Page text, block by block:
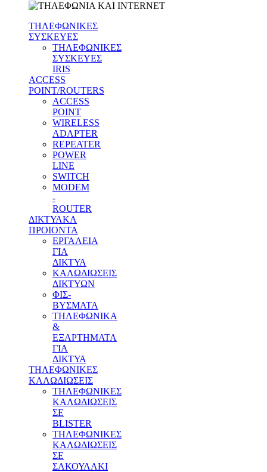
ΤΗΛΕΦΩΝΙΚΕΣ
ΣΥΣΚΕΥΕΣ
ΤΗΛΕΦΩΝΙΚΕΣ
ΣΥΣΚΕΥΕΣ
IRIS
ACCESS
POINT/ROUTERS
ACCESS
POINT
WIRELESS
ADAPTER
REPEATER
POWER
LINE
SWITCH
MODEM
-
ROUTER
ΔΙΚΤΥΑΚΑ
ΠΡΟΙΟΝΤΑ
ΕΡΓΑΛΕΙΑ
ΓΙΑ
ΔΙΚΤΥΑ
ΚΑΛΩΔΙΩΣΕΙΣ
ΔΙΚΤΥΩΝ
ΦΙΣ-
ΒΥΣΜΑΤΑ
THΛΕΦΩΝΙΚΑ
&
ΕΞΑΡΤΗΜΑΤΑ
ΓΙΑ
ΔΙΚΤΥΑ
ΤΗΛΕΦΩΝΙΚΕΣ
ΚΑΛΩΔΙΩΣΕΙΣ
ΤΗΛΕΦΩΝΙΚΕΣ
ΚΑΛΩΔΙΩΣΕΙΣ
ΣΕ
BLISTER
ΤΗΛΕΦΩΝΙΚΕΣ
ΚΑΛΩΔΙΩΣΕΙΣ
ΣΕ
ΣΑΚΟΥΛΑΚΙ